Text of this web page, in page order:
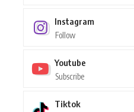
Instagram
Follow
Youtube
Subscribe
Tiktok